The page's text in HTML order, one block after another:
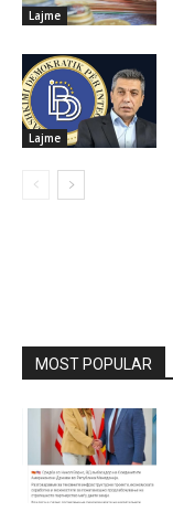
Lajme
Lajme
MOST POPULAR